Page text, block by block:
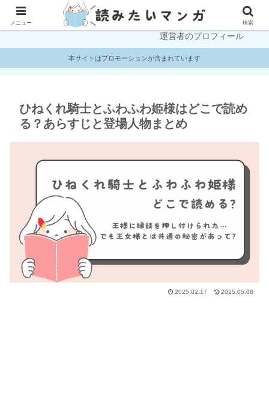
プライバシーポリシー お問い合わせ
運営者のプロフィール
本サイトはプロモーションが含まれています
ひねくれ騎士とふわふわ姫様はどこで読め
る？あらすじと登場人物まとめ
2025.02.17 2025.05.08
メニュー 検索